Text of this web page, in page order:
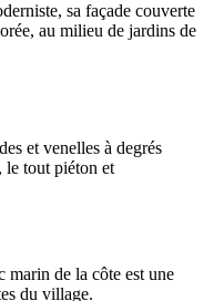
sa façade couverte
au milieu de jardins de
et venelles à degrés
le tout piéton et
marin de la côte est une
du village.